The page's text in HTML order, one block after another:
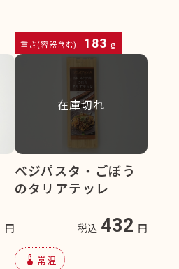
重さ(容器含む): 183 g
円
在庫切れ
ベジパスタ・ごぼう
のタリアテッレ
税込 432 円
device_thermostat 常温